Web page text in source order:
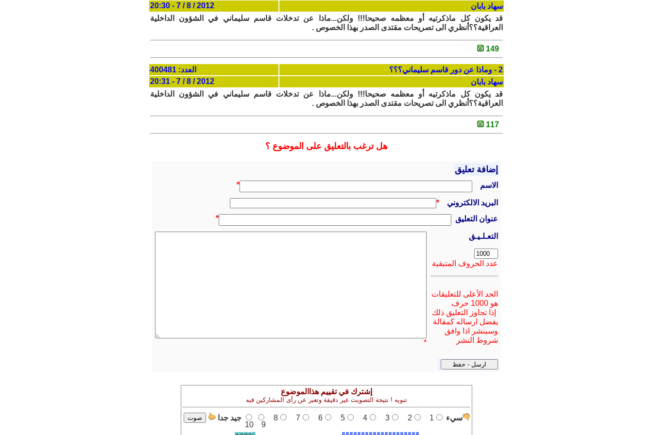
سهاد بابان
2012 / 8 / 7 - 20:30
قد يكون كل ماذكرتيه أو معظمه صحيحا!!! ولكن...ماذا عن تدخلات قاسم سليماني في الشؤون الداخلية
العراقية؟؟أنظري الى تصريحات مقتدى الصدر بهذا الخصوص .
149
2 - وماذا عن دور قاسم سليماني؟؟؟
العدد: 400481
سهاد بابان
2012 / 8 / 7 - 20:31
قد يكون كل ماذكرتيه أو معظمه صحيحا!!! ولكن...ماذا عن تدخلات قاسم سليماني في الشؤون الداخلية
العراقية؟؟أنظري الى تصريحات مقتدى الصدر بهذا الخصوص .
117
هل ترغب بالتعليق على الموضوع ؟
إضافة تعليق
الاسم *
البريد الالكتروني
*
عنوان التعليق
*
التعـلـيـق
عدد الحروف المتبقية
الحد الأعلى للتعليقات
هو 1000 حرف
إذا تجاوز التعليق ذلك
يفضل ارساله كمقالة
وسينشر اذا وافق
شروط النشر
*
إشترك في تقييم هذاالموضوع
تنويه ! نتيجة التصويت غير دقيقة وتعبر عن رأى المشاركين فيه
سيء 1
2
3
4
5
6
7
8
9
10
جيد جدا